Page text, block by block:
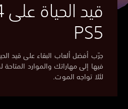
PS5
جرّب أفضل ألعاب البقاء على قيد
فيها إلى مهاراتك والموارد المتاحة
لئلا تواجه الموت.